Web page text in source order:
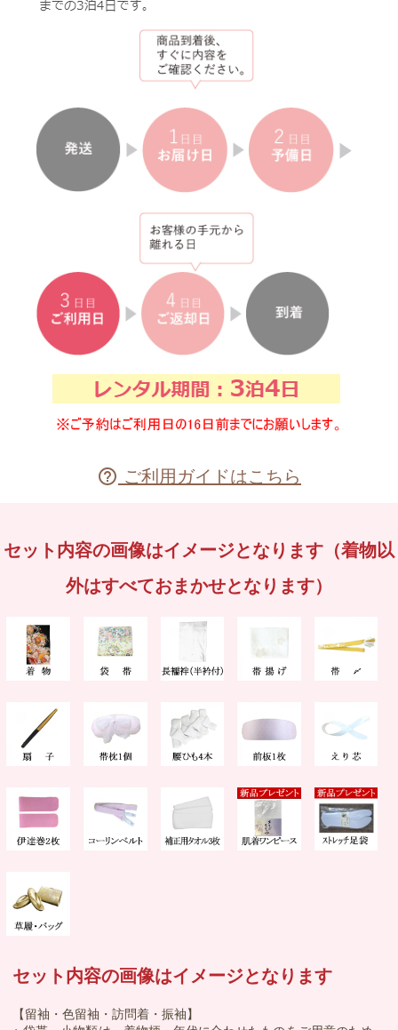
 ご利用ガイドはこちら
セット内容の画像はイメージとなります（着物以
外はすべておまかせとなります）
セット内容の画像はイメージとなります
【留袖・色留袖・訪問着・振袖】